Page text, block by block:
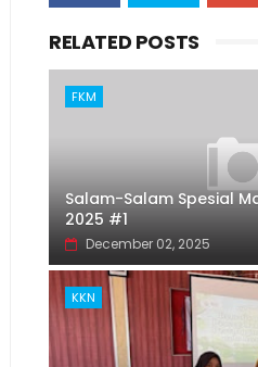
RELATED POSTS
FKM
Salam-Salam Spesial
2025 #1
December 02, 2025
KKN